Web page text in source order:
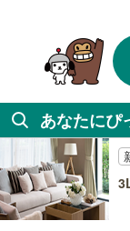
あなたにぴ